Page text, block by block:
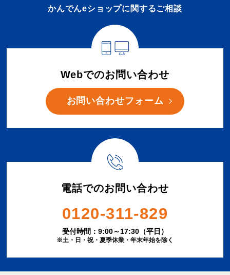
かんでんeショップに関するご相談
Webでのお問い合わせ
お問い合わせフォーム
電話でのお問い合わせ
0120-311-829
受付時間：9:00～17:30（平日）
※土・日・祝・夏季休業・年末年始を除く